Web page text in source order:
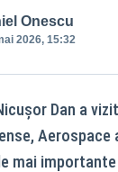
Onescu
2026, 15:32
Dan a
Aerospace
mai